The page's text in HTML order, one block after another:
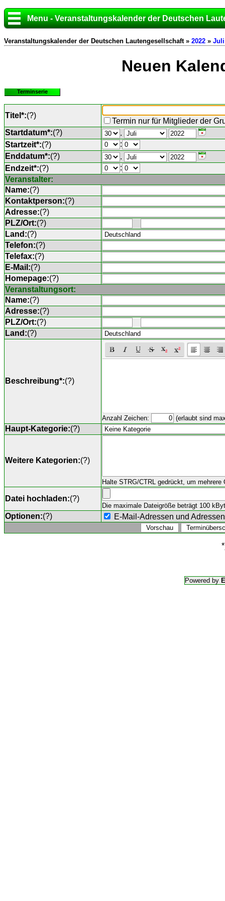
Menu - Veranstaltungskalender der Deutschen
Veranstaltungskalender der Deutschen Lautengesellschaft » 2022 » Juli
Neuen
Terminserie
Titel*:(?)
Termin nur für Mitglieder der
Startdatum*:(?)
.
Startzeit*:(?)
:
Enddatum*:(?)
.
Endzeit*:(?)
:
Veranstalter:
Name:(?)
Kontaktperson:(?)
Adresse:(?)
PLZ/Ort:(?)
Land:(?)
Telefon:(?)
Telefax:(?)
E-Mail:(?)
Homepage:(?)
Veranstaltungsort:
Name:(?)
Adresse:(?)
PLZ/Ort:(?)
Land:(?)
Beschreibung*:(?)
Anzahl Zeichen: (erlaubt sind
Haupt-Kategorie:(?)
Weitere Kategorien:(?)
Halte STRG/CTRL gedrückt, um mehrere
Datei hochladen:(?)
Die maximale Dateigröße beträgt 100
Optionen:(?) E-Mail-Adressen und
Powered by